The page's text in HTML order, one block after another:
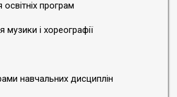
програм
музики і хореографії
навчальних дисциплін